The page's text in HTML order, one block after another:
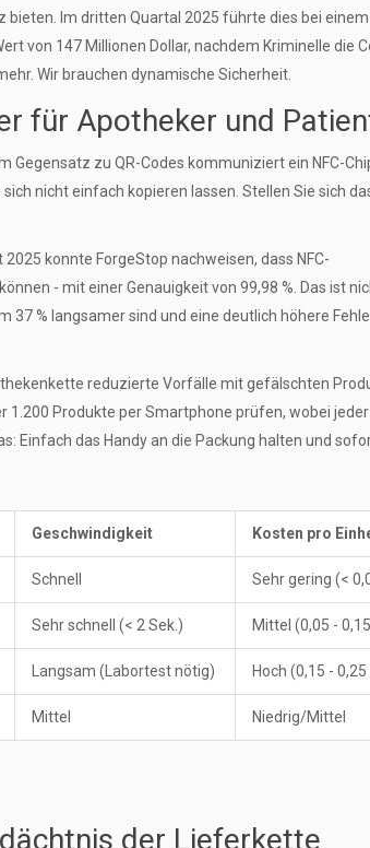
Im dritten Quartal 2025 führte dies bei einem
von 147 Millionen Dollar, nachdem Kriminelle die
Wir brauchen dynamische Sicherheit.
für Apotheker und
Gegensatz zu QR-Codes kommuniziert ein NFC-
nicht einfach kopieren lassen. Stellen Sie sich
konnte ForgeStop nachweisen, dass NFC-
- mit einer Genauigkeit von 99,98 %. Das ist
37 % langsamer sind und eine deutlich höhere
reduzierte Vorfälle mit gefälschten
Produkte per Smartphone prüfen, wobei
Einfach das Handy an die Packung halten und
Geschwindigkeit Kosten pro
Schnell Sehr gering (<
Sehr schnell (< 2 Sek.) Mittel (0,05 -
Langsam (Labortest nötig) Hoch (0,15 - 0,25
Mittel Niedrig/Mittel
der Lieferkette